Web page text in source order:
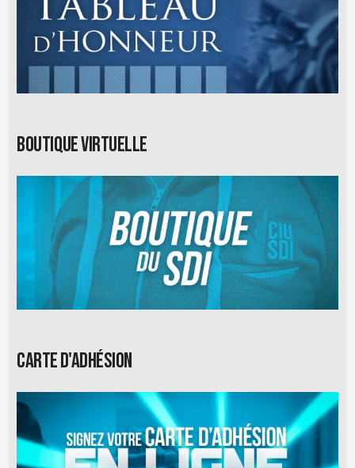
Boutique virtuelle
Carte d'adhésion